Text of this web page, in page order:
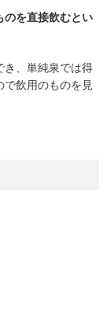
のを直接飲むとい
き、単純泉では得
で飲用のものを見